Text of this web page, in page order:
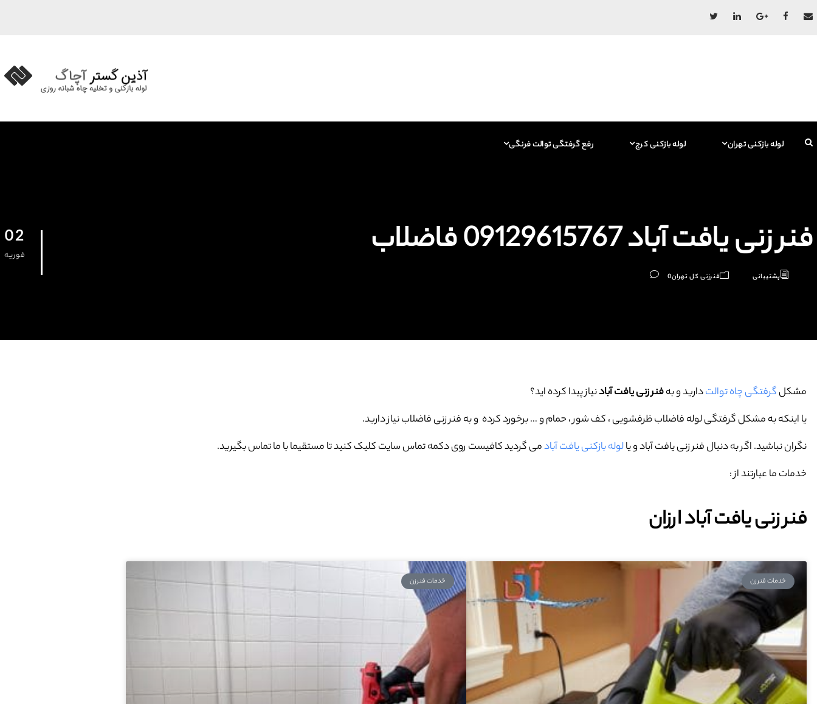
رفع گرفتگی توالت فرنگی لوله بازکنی کرج لوله بازکنی تهران
02
فوریه فنر زنی یافت آباد 09129615767 فاضلاب
پشتیبانی فنرزنی کل تهران0
مشکلگرفتگی چاه توالتدارید و بهفنر زنی یافت آبادنیاز پیدا کرده اید؟
یا اینکه به مشکل گرفتگی لوله فاضلاب ظرفشویی ، کف شور ، حمام و … برخورد کرده و به فنر زنی فاضلاب نیاز دارید.
نگران نباشید. اگر به دنبال فنر زنی یافت آباد و یالوله بازکنی یافت آبادمی گردید کافیست روی دکمه تماس سایت کلیک کنید تا مستقیما با ما تماس بگیرید.
خدمات ما عبارتند از :
فنر زنی یافت آباد ارزان
خدمات فنرزن خدمات فنرزن